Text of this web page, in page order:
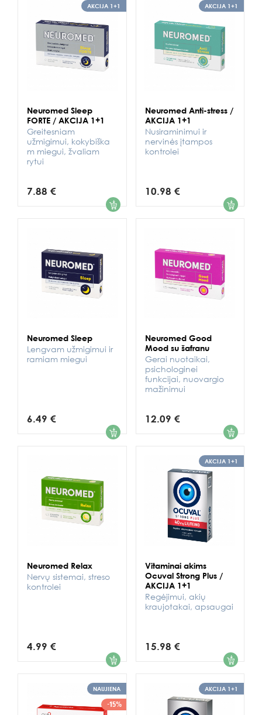
AKCIJA 1+1
Neuromed Sleep
FORTE / AKCIJA 1+1
Greitesniam
užmigimui, kokybiška
m miegui, žvaliam
rytui
7.88 € 1
AKCIJA 1+1
Neuromed Anti-stress /
AKCIJA 1+1
Nusiraminimui ir
nervinės įtampos
kontrolei
10.98 € 1
Neuromed Sleep
Lengvam užmigimui ir
ramiam miegui
6.49 € 1
Neuromed Good
Mood su šafranu
Gerai nuotaikai,
psichologinei
funkcijai, nuovargio
mažinimui
12.09 € 1
Neuromed Relax
Nervų sistemai, streso
kontrolei
4.99 € 1
AKCIJA 1+1
Vitaminai akims
Ocuval Strong Plus /
AKCIJA 1+1
Regėjimui, akių
kraujotakai, apsaugai
15.98 € 1
NAUJIENA
-15%
AKCIJA 1+1